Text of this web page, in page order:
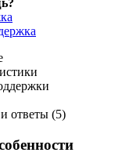
ответы (5)